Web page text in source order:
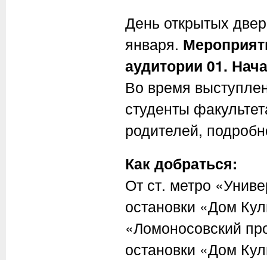
День открытых
января.
аудитории 01.
Во время
студенты
родителей,
Как добраться:
От ст. метро
остановки «Дом
«Ломоносовский
остановки «Дом